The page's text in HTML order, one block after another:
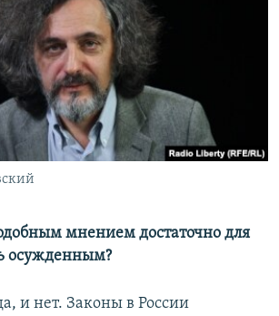
мнением достаточно для
осужденным?
и нет. Законы в России